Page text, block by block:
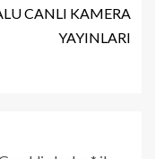
CANLI KAMERA
YAYINLARI